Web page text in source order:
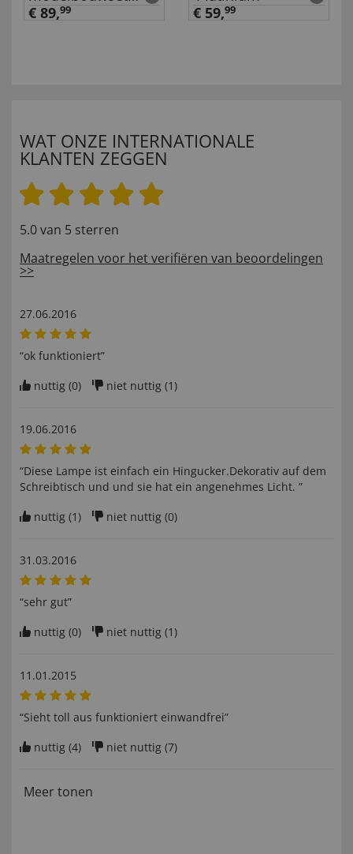
stoomlocomotief
€ 89,99
€ 59,99
WAT ONZE INTERNATIONALE
KLANTEN ZEGGEN
5.0 van 5 sterren
Maatregelen voor het verifiëren van beoordelingen
>>
27.06.2016
“ok funktioniert”
nuttig (0) niet nuttig (1)
19.06.2016
“Diese Lampe ist einfach ein Hingucker.Dekorativ auf dem
Schreibtisch und und sie hat ein angenehmes Licht. ”
nuttig (1) niet nuttig (0)
31.03.2016
“sehr gut”
nuttig (0) niet nuttig (1)
11.01.2015
“Sieht toll aus funktioniert einwandfrei”
nuttig (4) niet nuttig (7)
Meer tonen